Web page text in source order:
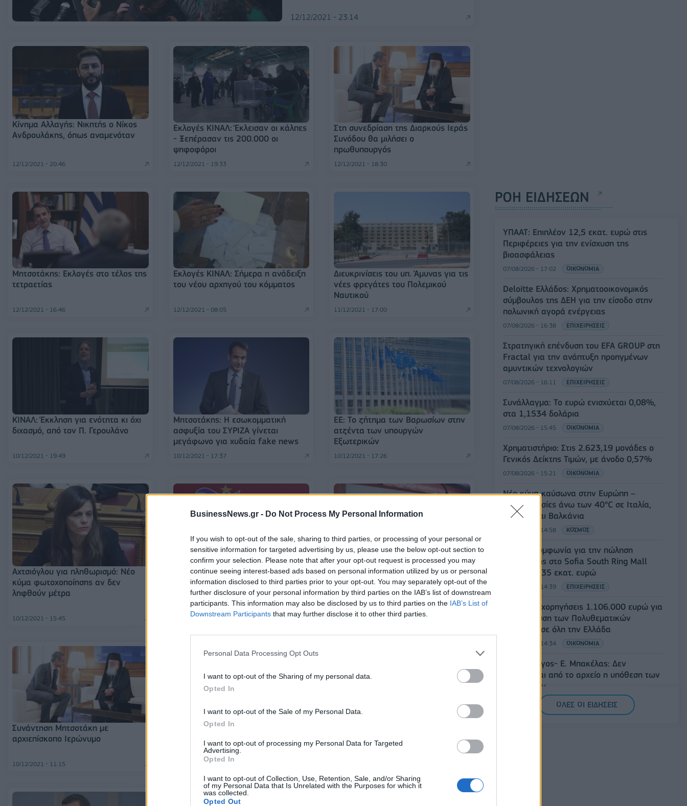
BusinessNews.gr - Do Not Process My Personal Information
If you wish to opt-out of the sale, sharing to third parties, or processing of your personal or
sensitive information for targeted advertising by us, please use the below opt-out section to
confirm your selection. Please note that after your opt-out request is processed you may
continue seeing interest-based ads based on personal information utilized by us or personal
information disclosed to third parties prior to your opt-out. You may separately opt-out of the
further disclosure of your personal information by third parties on the IAB’s list of downstream
participants. This information may also be disclosed by us to third parties on the IAB’s List of
Downstream Participants that may further disclose it to other third parties.
Personal Data Processing Opt Outs
I want to opt-out of the Sharing of my personal data.
Opted In
I want to opt-out of the Sale of my Personal Data.
Opted In
I want to opt-out of processing my Personal Data for Targeted
Advertising.
Opted In
I want to opt-out of Collection, Use, Retention, Sale, and/or Sharing
of my Personal Data that Is Unrelated with the Purposes for which it
was collected.
Opted Out
12/12/2021 - 23:14
Κίνημα Αλλαγής: Νικητής ο Νίκος
Ανδρουλάκης, όπως αναμενόταν
12/12/2021 - 20:46
Εκλογές ΚΙΝΑΛ: Έκλεισαν οι κάλπες
- Ξεπέρασαν τις 200.000 οι
ψηφοφόροι
12/12/2021 - 19:33
Στη συνεδρίαση της Διαρκούς Ιεράς
Συνόδου θα μιλήσει ο
πρωθυπουργός
12/12/2021 - 18:30
Μητσοτάκης: Εκλογές στο τέλος της
τετραετίας
12/12/2021 - 16:46
Εκλογές ΚΙΝΑΛ: Σήμερα η ανάδειξη
του νέου αρχηγού του κόμματος
12/12/2021 - 08:05
Διευκρινίσεις του υπ. Άμυνας για τις
νέες φρεγάτες του Πολεμικού
Ναυτικού
11/12/2021 - 17:00
ΚΙΝΑΛ: Έκκληση για ενότητα κι όχι
διχασμό, από τον Π. Γερουλάνο
10/12/2021 - 19:49
Μητσοτάκης: Η εσωκομματική
ασφυξία του ΣΥΡΙΖΑ γίνεται
μεγάφωνο για χυδαία fake news
10/12/2021 - 17:37
ΕΕ: Το ζήτημα των Βαρωσίων στην
ατζέντα των υπουργών
Εξωτερικών
10/12/2021 - 17:26
Αχτσιόγλου για πληθωρισμό: Νέο
κύμα φωτοχοποίησης αν δεν
ληφθούν μέτρα
10/12/2021 - 15:45
Φάμελλος - Αχτσιόγλου: Απορίας
άξιο ότι η κυβέρνηση χαίρεται με το
ξεπούλημα του δικτύου φυσικού
αερίου (ΔΕΠΑ Υποδομών)
10/12/2021 - 14:14
ΚΙΝΑΛ: Η ΕΔΕΚΑΠ διερευνά τις
καταγγελίες για τον α γύρο, από το
βράδυ των εκλογών
10/12/2021 - 12:20
Συνάντηση Μητσοτάκη με
αρχιεπίσκοπο Ιερώνυμο
10/12/2021 - 11:15
Βουλή: Ψηφίστηκε το ν/σ για την
απολιγνιτοποίηση
10/12/2021 - 07:23
κανέναν να παίξει με την ενότητα
ΡΟΗ ΕΙΔΗΣΕΩΝ
ΥΠΑΑΤ: Επιπλέον 12,5 εκατ. ευρώ στις
Περιφέρειες για την ενίσχυση της
βιοασφάλειας
07/08/2026 - 17:02 ΟΙΚΟΝΟΜΙΑ
Deloitte Ελλάδος: Χρηματοοικονομικός
σύμβουλος της ΔΕΗ για την είσοδο στην
πολωνική αγορά ενέργειας
07/08/2026 - 16:38 ΕΠΙΧΕΙΡΗΣΕΙΣ
Στρατηγική επένδυση του EFA GROUP στη
Fractal για την ανάπτυξη προηγμένων
αμυντικών τεχνολογιών
07/08/2026 - 16:11 ΕΠΙΧΕΙΡΗΣΕΙΣ
Συνάλλαγμα: Το ευρώ ενισχύεται 0,08%,
στα 1,1534 δολάρια
07/08/2026 - 15:45 ΟΙΚΟΝΟΜΙΑ
Χρηματιστήριο: Στις 2.623,19 μονάδες ο
Γενικός Δείκτης Τιμών, με άνοδο 0,57%
07/08/2026 - 15:21 ΟΙΚΟΝΟΜΙΑ
Νέο κύμα καύσωνα στην Ευρώπη –
Θερμοκρασίες άνω των 40°C σε Ιταλία,
Ισπανία και Βαλκάνια
07/08/2026 - 14:58 ΚΟΣΜΟΣ
Fourlis: Συμφωνία για την πώληση
συμμετοχής στο Sofia South Ring Mall
έναντι 49,35 εκατ. ευρώ
07/08/2026 - 14:39 ΕΠΙΧΕΙΡΗΣΕΙΣ
ΥΠΠΟ: Επιχορηγήσεις 1.106.000 ευρώ για
την ενίσχυση των Πολυθεματικών
Φεστιβάλ σε όλη την Ελλάδα
07/08/2026 - 14:34 ΟΙΚΟΝΟΜΙΑ
Άρειος Πάγος- Ε. Μπακέλας: Δεν
ανασύρεται από το αρχείο η υπόθεση των
υποκλοπών
07/08/2026 - 14:11 ΕΛΛΑΔΑ
ΟΛΕΣ ΟΙ ΕΙΔΗΣΕΙΣ